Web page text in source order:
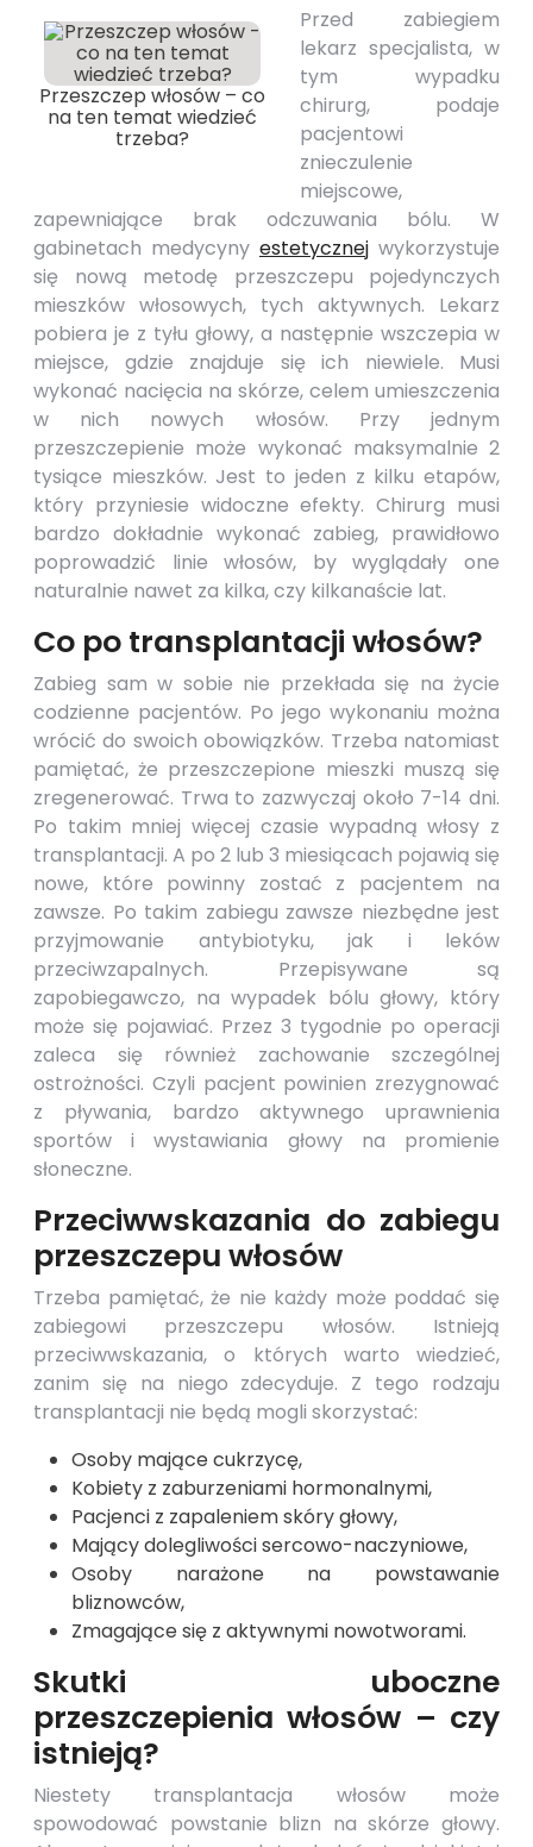
Przeszczep włosów – co
na ten temat wiedzieć
trzeba?
Przed zabiegiem
lekarz specjalista, w
tym wypadku
chirurg, podaje
pacjentowi
znieczulenie
miejscowe,
zapewniające brak odczuwania bólu. W
gabinetach medycyny estetycznej wykorzystuje
się nową metodę przeszczepu pojedynczych
mieszków włosowych, tych aktywnych. Lekarz
pobiera je z tyłu głowy, a następnie wszczepia w
miejsce, gdzie znajduje się ich niewiele. Musi
wykonać nacięcia na skórze, celem umieszczenia
w nich nowych włosów. Przy jednym
przeszczepienie może wykonać maksymalnie 2
tysiące mieszków. Jest to jeden z kilku etapów,
który przyniesie widoczne efekty. Chirurg musi
bardzo dokładnie wykonać zabieg, prawidłowo
poprowadzić linie włosów, by wyglądały one
naturalnie nawet za kilka, czy kilkanaście lat.
Co po transplantacji włosów?
Zabieg sam w sobie nie przekłada się na życie
codzienne pacjentów. Po jego wykonaniu można
wrócić do swoich obowiązków. Trzeba natomiast
pamiętać, że przeszczepione mieszki muszą się
zregenerować. Trwa to zazwyczaj około 7-14 dni.
Po takim mniej więcej czasie wypadną włosy z
transplantacji. A po 2 lub 3 miesiącach pojawią się
nowe, które powinny zostać z pacjentem na
zawsze. Po takim zabiegu zawsze niezbędne jest
przyjmowanie antybiotyku, jak i leków
przeciwzapalnych. Przepisywane są
zapobiegawczo, na wypadek bólu głowy, który
może się pojawiać. Przez 3 tygodnie po operacji
zaleca się również zachowanie szczególnej
ostrożności. Czyli pacjent powinien zrezygnować
z pływania, bardzo aktywnego uprawnienia
sportów i wystawiania głowy na promienie
słoneczne.
Przeciwwskazania do zabiegu
przeszczepu włosów
Trzeba pamiętać, że nie każdy może poddać się
zabiegowi przeszczepu włosów. Istnieją
przeciwwskazania, o których warto wiedzieć,
zanim się na niego zdecyduje. Z tego rodzaju
transplantacji nie będą mogli skorzystać:
Osoby mające cukrzycę,
Kobiety z zaburzeniami hormonalnymi,
Pacjenci z zapaleniem skóry głowy,
Mający dolegliwości sercowo-naczyniowe,
Osoby narażone na powstawanie
bliznowców,
Zmagające się z aktywnymi nowotworami.
Skutki uboczne
przeszczepienia włosów – czy
istnieją?
Niestety transplantacja włosów może
spowodować powstanie blizn na skórze głowy.